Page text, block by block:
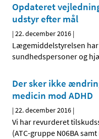
Opdateret
udstyr efter mål
|22. december 2016 |
Lægemiddelstyrelsen
sundhedspersoner og
Der sker ikke
medicin mod ADHD
|22. december 2016 |
Vi har revurderet
(ATC-gruppe N06BA samt